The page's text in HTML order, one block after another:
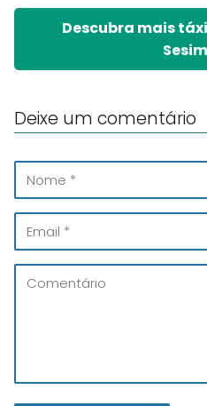
Descubra mais
Deixe um comentário